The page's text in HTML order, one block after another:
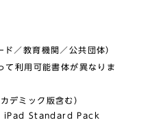
／教育機関／公共団体）
利用可能書体が異なりま
デミック版含む）
iPad Standard Pack